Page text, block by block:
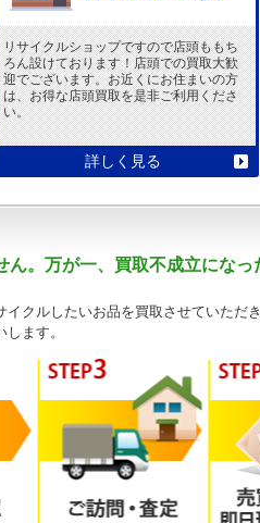
リサイクルショップですので店頭ももち
ろん設けております！店頭での買取大歓
迎でございます。お近くにお住まいの方
は、お得な店頭買取を是非ご利用くださ
い。
詳しく見る
。万が一、買取不成立にな
クルしたいお品を買取させていただき
ます。